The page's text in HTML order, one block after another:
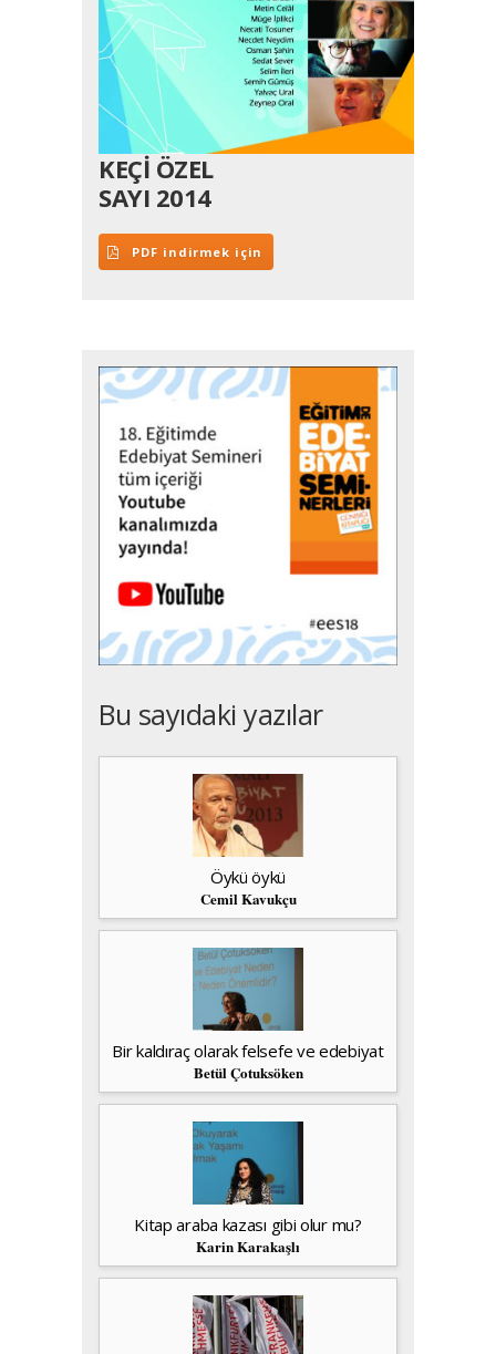
KEÇİ ÖZEL
SAYI 2014
PDF indirmek için
Bu sayıdaki yazılar
Öykü öykü
Cemil Kavukçu
Bir kaldıraç olarak felsefe ve edebiyat
Betül Çotuksöken
Kitap araba kazası gibi olur mu?
Karin Karakaşlı